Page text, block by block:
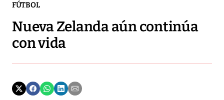
FÚTBOL
Nueva Zelanda aún continúa
con vida